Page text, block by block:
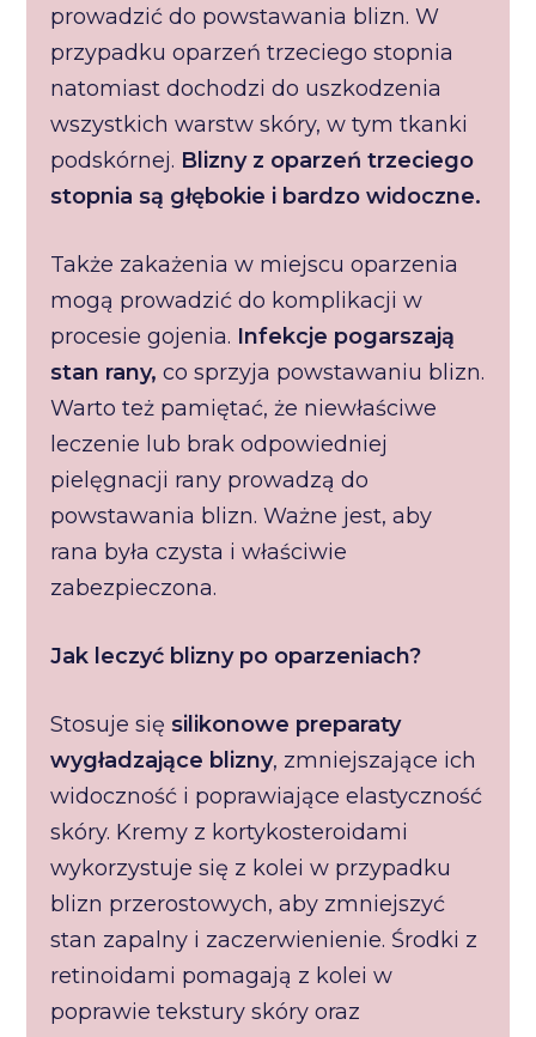
prowadzić do powstawania blizn. W
przypadku oparzeń trzeciego stopnia
natomiast dochodzi do uszkodzenia
wszystkich warstw skóry, w tym tkanki
podskórnej. Blizny z oparzeń trzeciego
stopnia są głębokie i bardzo widoczne.
Także zakażenia w miejscu oparzenia
mogą prowadzić do komplikacji w
procesie gojenia. Infekcje pogarszają
stan rany,co sprzyja powstawaniu blizn.
Warto też pamiętać, że niewłaściwe
leczenie lub brak odpowiedniej
pielęgnacji rany prowadzą do
powstawania blizn. Ważne jest, aby
rana była czysta i właściwie
zabezpieczona.
Jak leczyć blizny po oparzeniach?
Stosuje sięsilikonowe preparaty
wygładzające blizny, zmniejszające ich
widoczność i poprawiające elastyczność
skóry. Kremy z kortykosteroidami
wykorzystuje się z kolei w przypadku
blizn przerostowych, aby zmniejszyć
stan zapalny i zaczerwienienie. Środki z
retinoidami pomagają z kolei w
poprawie tekstury skóry oraz